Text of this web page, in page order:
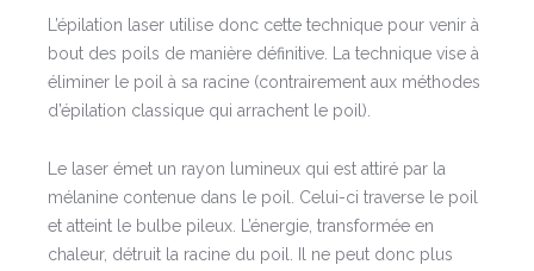
L’épilation laser utilise donc cette technique pour venir à
bout des poils de manière définitive. La technique vise à
éliminer le poil à sa racine (contrairement aux méthodes
d’épilation classique qui arrachent le poil).
Le laser émet un rayon lumineux qui est attiré par la
mélanine contenue dans le poil. Celui-ci traverse le poil
et atteint le bulbe pileux. L’énergie, transformée en
chaleur, détruit la racine du poil. Il ne peut donc plus